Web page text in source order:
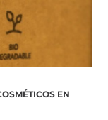
EN